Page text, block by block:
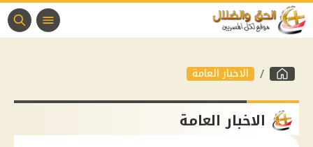
الاخبار العامة
الاخبار العامة